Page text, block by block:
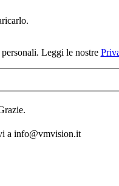
Leggi le nostre
a info@vmvision.it